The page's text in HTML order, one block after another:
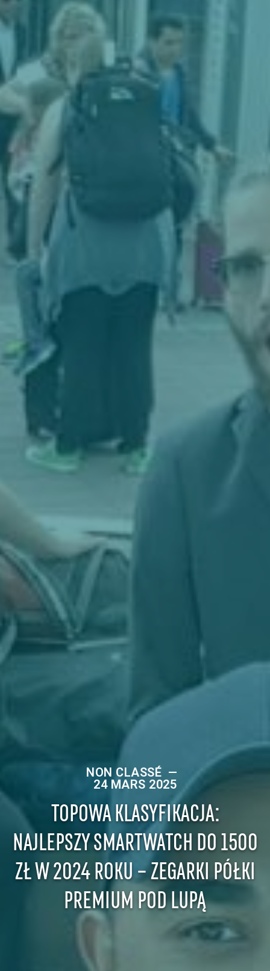
NON CLASSÉ —
24 MARS 2025
TOPOWA KLASYFIKACJA:
NAJLEPSZY SMARTWATCH DO 1500
ZŁ W 2024 ROKU – ZEGARKI PÓŁKI
PREMIUM POD LUPĄ